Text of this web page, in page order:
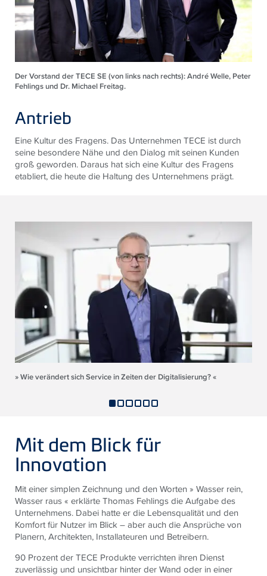
Der Vorstand der TECE SE (von links nach rechts): André Welle, Peter
Fehlings und Dr. Michael Freitag.
Antrieb
Eine Kultur des Fragens. Das Unternehmen TECE ist durch
seine besondere Nähe und den Dialog mit seinen Kunden
groß geworden. Daraus hat sich eine Kultur des Fragens
etabliert, die heute die Haltung des Unternehmens prägt.
» Wie verändert sich Service in Zeiten der Digitalisierung? «
Mit dem Blick für
Innovation
Mit einer simplen Zeichnung und den Worten » Wasser rein,
Wasser raus « erklärte Thomas Fehlings die Aufgabe des
Unternehmens. Dabei hatte er die Lebensqualität und den
Komfort für Nutzer im Blick – aber auch die Ansprüche von
Planern, Architekten, Installateuren und Betreibern.
90 Prozent der TECE Produkte verrichten ihren Dienst
zuverlässig und unsichtbar hinter der Wand oder in einer